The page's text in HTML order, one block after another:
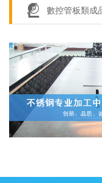
 數控管板類成